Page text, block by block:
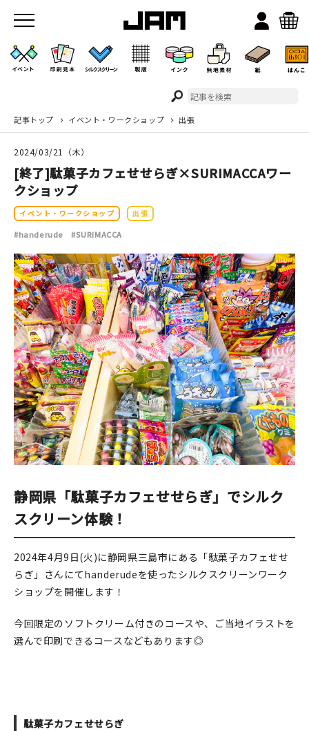
JAMのこと
お店/ワークスペース
イベント
印刷見本
シルクスクリーン
無地素材
紙
本
雑貨
JAMグッズ
在庫限り
おすすめ特集
記事トップ イベント・ワークショップ 出張
2024/03/21（木）
[終了]駄菓子カフェせせらぎ×SURIMACCAワー
クショップ
イベント・ワークショップ 出張
#handerude #SURIMACCA
静岡県「駄菓子カフェせせらぎ」でシルク
スクリーン体験！
2024年4月9日(火)に静岡県三島市にある「駄菓子カフェせせ
らぎ」さんにてhanderudeを使ったシルクスクリーンワーク
ショップを開催します！
今回限定のソフトクリーム付きのコースや、ご当地イラストを
選んで印刷できるコースなどもあります◎
駄菓子カフェせせらぎ